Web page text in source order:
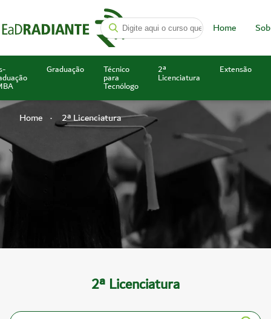
Home
Graduação Técnico
para
Tecnólogo
2ª
Licenciatura
Extensão
Home 2ª Licenciatura
2ª Licenciatura